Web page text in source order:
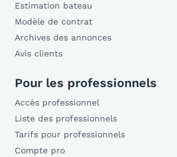
Estimation bateau
Modèle de contrat
Archives des annonces
Avis clients
Pour les professionnels
Accès professionnel
Liste des professionnels
Tarifs pour professionnels
Compte pro